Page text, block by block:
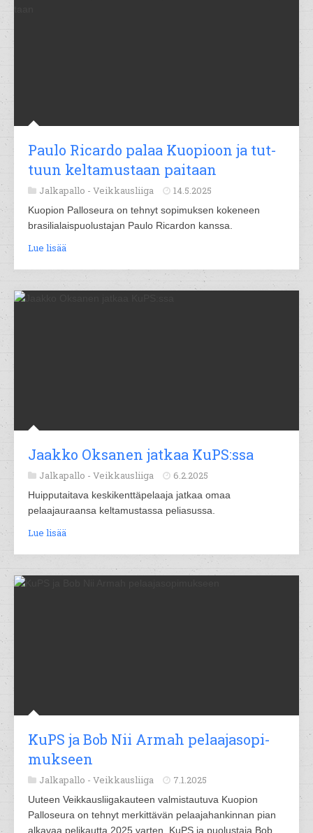
Pau­lo Ri­car­do pa­laa Kuo­pioon ja tut­
tuun kel­ta­mus­taan pai­taan
Jalkapallo - Veikkausliiga 14.5.2025
Kuopion Palloseura on tehnyt sopimuksen kokeneen
brasilialaispuolustajan Paulo Ricardon kanssa.
Lue lisää
Jaak­ko Ok­sa­nen jat­kaa KuPS:ssa
Jalkapallo - Veikkausliiga 6.2.2025
Huipputaitava keskikenttäpelaaja jatkaa omaa
pelaajauraansa keltamustassa peliasussa.
Lue lisää
KuPS ja Bob Nii Ar­mah pe­laa­ja­so­pi­
muk­seen
Jalkapallo - Veikkausliiga 7.1.2025
Uuteen Veikkausliigakauteen valmistautuva Kuopion
Palloseura on tehnyt merkittävän pelaajahankinnan pian
alkavaa pelikautta 2025 varten. KuPS ja puolustaja Bob